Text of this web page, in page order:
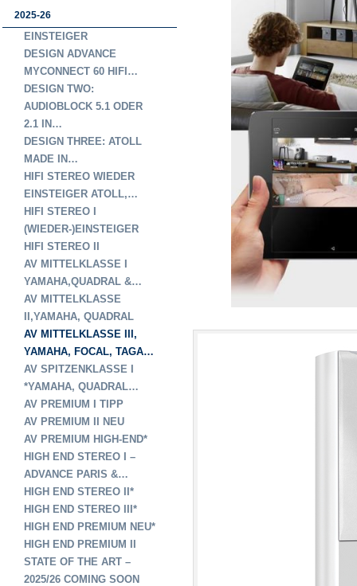
2025-26
EINSTEIGER
DESIGN ADVANCE
MYCONNECT 60 HIFI…
DESIGN TWO:
AUDIOBLOCK 5.1 ODER
2.1 IN…
DESIGN THREE: ATOLL
MADE IN…
HIFI STEREO WIEDER
EINSTEIGER ATOLL,…
HIFI STEREO I
(WIEDER-)EINSTEIGER
HIFI STEREO II
AV MITTELKLASSE I
YAMAHA,QUADRAL &…
AV MITTELKLASSE
II,YAMAHA, QUADRAL
AV MITTELKLASSE III,
YAMAHA, FOCAL, TAGA…
AV SPITZENKLASSE I
*YAMAHA, QUADRAL…
AV PREMIUM I TIPP
AV PREMIUM II NEU
AV PREMIUM HIGH-END*
HIGH END STEREO I –
ADVANCE PARIS &…
HIGH END STEREO II*
HIGH END STEREO III*
HIGH END PREMIUM NEU*
HIGH END PREMIUM II
STATE OF THE ART –
2025/26 COMING SOON